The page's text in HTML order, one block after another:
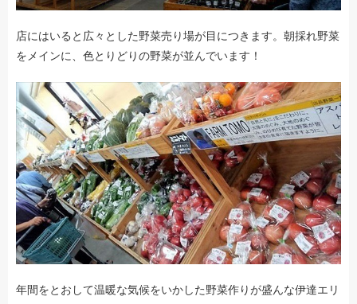
店にはいると広々とした野菜売り場が目につきます。朝採れ野菜
をメインに、色とりどりの野菜が並んでいます！
年間をとおして温暖な気候をいかした野菜作りが盛んな伊達エリ